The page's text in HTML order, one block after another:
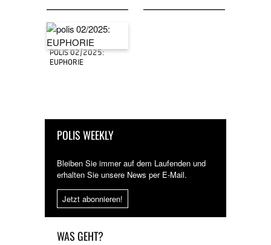
POLIS 02/2025:
EUPHORIE
POLIS WEEKLY
Bleiben Sie immer auf dem Laufenden und
erhalten Sie unsere News per E-Mail.
Jetzt abonnieren!
WAS GEHT?